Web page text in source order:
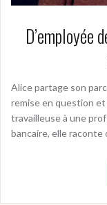
D’employée
Alice partage son
remise en question
travailleuse à une
bancaire, elle